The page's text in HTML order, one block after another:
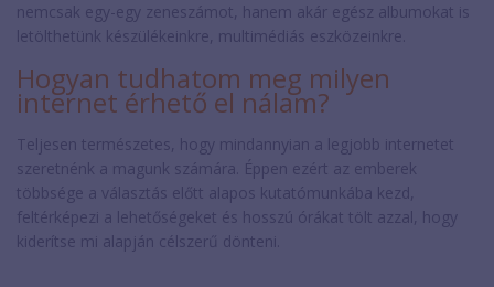
nemcsak egy-egy zeneszámot, hanem akár egész albumokat is
letölthetünk készülékeinkre, multimédiás eszközeinkre.
Hogyan tudhatom meg milyen
internet érhető el nálam?
Teljesen természetes, hogy mindannyian a legjobb internetet
szeretnénk a magunk számára. Éppen ezért az emberek
többsége a választás előtt alapos kutatómunkába kezd,
feltérképezi a lehetőségeket és hosszú órákat tölt azzal, hogy
kiderítse mi alapján célszerű dönteni.